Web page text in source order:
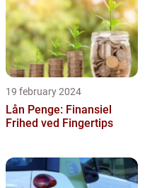
19 february 2024
Lån Penge: Finansiel
Frihed ved Fingertips